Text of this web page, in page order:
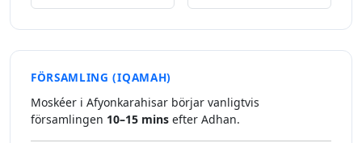
FÖRSAMLING (IQAMAH)
Moskéer i Afyonkarahisar börjar vanligtvis
församlingen 10–15 mins efter Adhan.